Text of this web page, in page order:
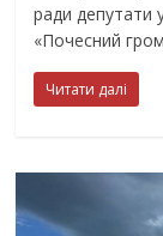
ради депутати
«Почесний
Читати далі